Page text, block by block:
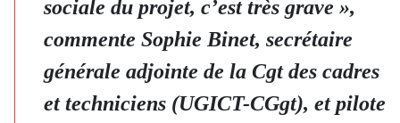
sociale du projet, c’est très grave »,
commente Sophie Binet, secrétaire
générale adjointe de la Cgt des cadres
et techniciens (UGICT-CGgt), et pilote